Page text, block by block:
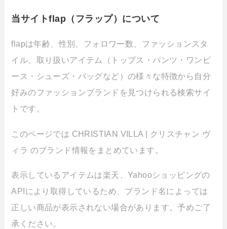
当サイトflap（フラップ）について
flapは年齢、性別、フォロワー数、ファッションスタ
イル、取り扱いアイテム（トップス・パンツ・ワンピ
ース・シューズ・バッグなど）の様々な特徴から自分
好みのファッションブランドを見つけられる検索サイ
トです。
このページでは CHRISTIAN VILLA | クリスチャン ヴ
ィラ のブランド情報をまとめています。
表示しているアイテムは楽天、Yahooショッピングの
APIにより取得しているため、ブランド名によっては
正しい商品が表示されない場合があります。予めご了
承ください。